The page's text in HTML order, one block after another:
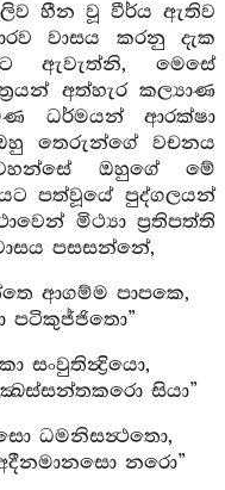
හීන වූ වීර්ය ඇතිව
වාසය කරනු දැක
ඇවැත්නි, මෙසේ
අත්හැර කල්‍යාණ
ධර්මයන් ආරක්ෂා
තෙරුන්ගේ වචනය
ඔහුගේ මේ
පත්වූයේ පුද්ගලයන්
මිථ්‍යා ප්‍රතිපත්ති
පසසන්නේ,
ආගම්ම පාපකෙ,
පටිකුජ්ජිතො”
සංවුතින්‍ද්‍රියො,
සියා”
ධමනිසන්‍ථතො,
නරො”